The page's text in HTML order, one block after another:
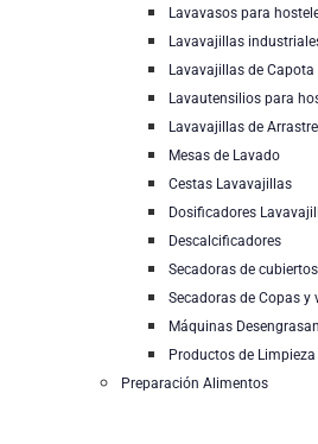
Lavavasos para
Lavavajillas
Lavavajillas de
Lavautensilios para
Lavavajillas de Arrastre
Mesas de Lavado
Cestas Lavavajillas
Dosificadores
Descalcificadores
Secadoras de cubiertos
Secadoras de Copas y
Máquinas
Productos de
Preparación Alimentos